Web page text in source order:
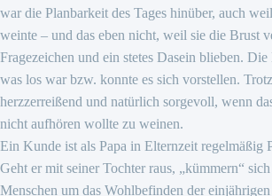
war die Planbarkeit des Tages hinüber, auch
weinte – und das eben nicht, weil sie die Brust
Fragezeichen und ein stetes Dasein blieben.
was los war bzw. konnte es sich vorstellen.
herzzerreißend und natürlich sorgevoll, wenn
nicht aufhören wollte zu weinen.
Ein Kunde ist als Papa in Elternzeit regelmäßig
Geht er mit seiner Tochter raus, „kümmern“
Menschen um das Wohlbefinden der